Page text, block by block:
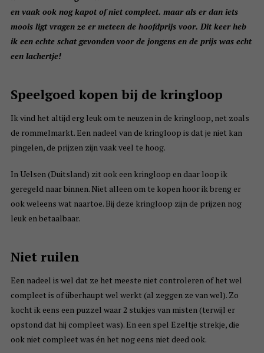
en vaak ook nog kapot of niet compleet. maar als er dan iets
moois ligt vragen ze er meteen de hoofdprijs voor. Dit keer heb
ik een echte schat gevonden voor de jongens en de prijs was echt
een lachertje!
Speelgoed kopen bij de kringloop
Ik vind het altijd erg leuk om te neuzen in de kringloop, net zoals
de rommelmarkt. Een nadeel van de kringloop is dat je niet kan
pingelen, de prijzen zijn vaak veel te hoog.
In Uelsen (Duitsland) zit ook een kringloop en daar loop ik
geregeld naar binnen. Niet alleen om te kopen hoor ik breng er
ook weleens wat naartoe. Bij deze kringloop zijn de prijzen nog
leuk en betaalbaar.
Niet ruilen
Een nadeel is wel dat ze het meeste niet controleren of het wel
compleet is of überhaupt wel werkt (al zeggen ze van wel). Zo
kocht ik eens een puzzel waar 2 stukjes van misten (terwijl er
opstond dat hij compleet was). En een spel Ezeltje strekje, die
ook niet compleet was én het nog eens niet deed ook.